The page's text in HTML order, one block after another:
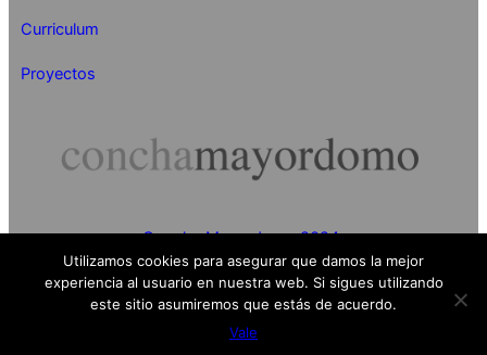
Curriculum
Proyectos
Concha Mayordomo 2024
Utilizamos cookies para asegurar que damos la mejor
experiencia al usuario en nuestra web. Si sigues utilizando
este sitio asumiremos que estás de acuerdo.
Vale